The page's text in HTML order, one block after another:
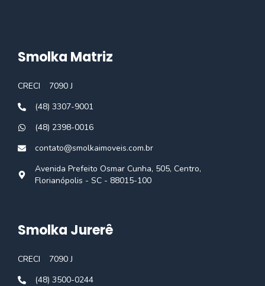
Smolka Matriz
CRECI
7090 J
(48) 3307-9001
(48) 2398-0016
contato@smolkaimoveis.com.br
Avenida Prefeito Osmar Cunha, 505, Centro,
Florianópolis - SC - 88015-100
Smolka Jurerê
CRECI
7090 J
(48) 3500-0244